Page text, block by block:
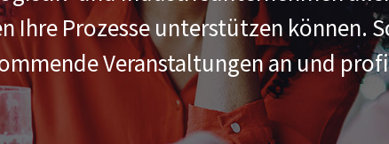
Ihre Prozesse unterstützen können.
Veranstaltungen an und